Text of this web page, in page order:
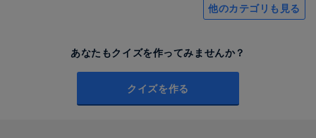
他のカテゴリも見る
あなたもクイズを作ってみませんか？
クイズを作る